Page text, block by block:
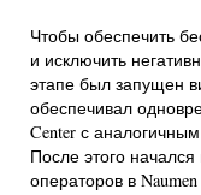
Чтобы обеспечить
и исключить
этапе был запущен
обеспечивал
Center с
После этого
операторов в Naumen